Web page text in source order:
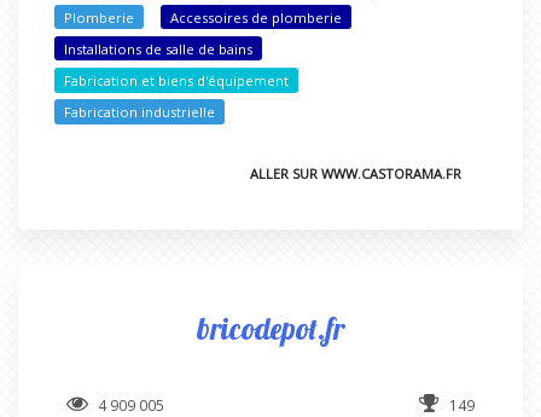
Plomberie
Accessoires de plomberie
Installations de salle de bains
Fabrication et biens d'équipement
Fabrication industrielle
ALLER SUR WWW.CASTORAMA.FR
bricodepot.fr
4 909 005 149